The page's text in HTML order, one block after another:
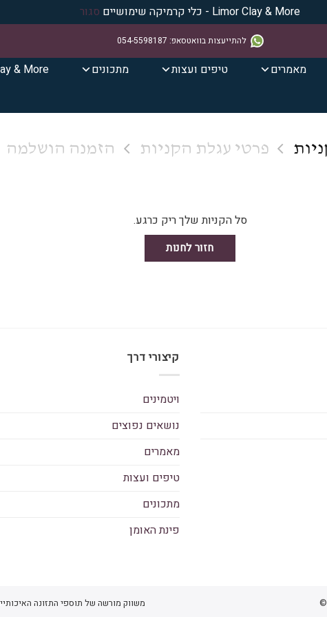
Limor Clay & More - כלי קרמיקה שימושיים
סגור
להתייעצות בוואטסאפ:
054-5598187
מאמרים טיפים ועצות מתכונים
& More
פרטי עגלת הקניות הזמנה הושלמה
סל הקניות שלך ריק כרגע.
חזור לחנות
קיצורי דרך
ויטמינים
נושאים נפוצים
מאמרים
טיפים ועצות
מתכונים
פינת האומן
משווק מורשה של תוספי התזונה